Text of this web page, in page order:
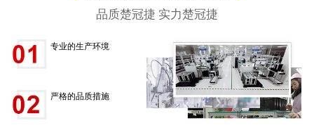
品质楚冠捷 实力楚冠捷
专业的生产环境
严格的品质措施